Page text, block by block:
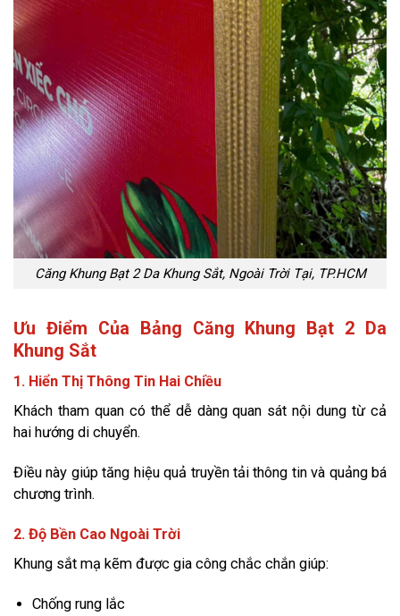
Căng Khung Bạt 2 Da Khung Sắt, Ngoài Trời Tại, TP.HCM
Ưu Điểm Của Bảng Căng Khung Bạt 2 Da
Khung Sắt
1. Hiển Thị Thông Tin Hai Chiều
Khách tham quan có thể dễ dàng quan sát nội dung từ cả
hai hướng di chuyển.
Điều này giúp tăng hiệu quả truyền tải thông tin và quảng bá
chương trình.
2. Độ Bền Cao Ngoài Trời
Khung sắt mạ kẽm được gia công chắc chắn giúp:
Chống rung lắc